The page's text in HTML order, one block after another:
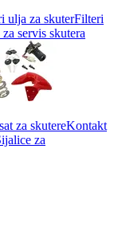
ulja za skuterFilteri
servis skutera
za skutereKontakt
za